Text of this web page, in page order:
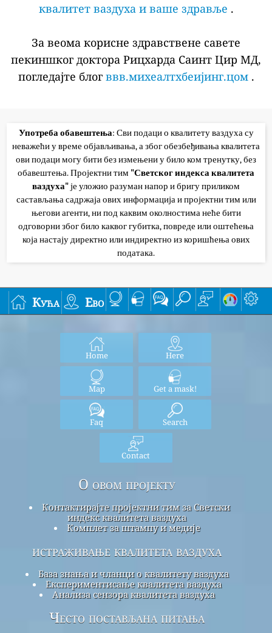
квалитет ваздуха и ваше здравље .
За веома корисне здравствене савете
пекиншког доктора Рицхарда Саинт Цир МД,
погледајте блог ввв.михеалтхбеијинг.цом.
Употреба обавештења: Сви подаци о квалитету ваздуха су
неважећи у време објављивања, а због обезбеђивања квалитета
ови подаци могу бити без измењени у било ком тренутку, без
обавештења. Пројектни тим "Светског индекса квалитета
ваздуха"је уложио разуман напор и бригу приликом
састављања садржаја ових информација и пројектни тим или
његови агенти, ни под каквим околностима неће бити
одговорни због било каквог губитка, повреде или оштећења
која настају директно или индиректно из коришћења ових
података.
Кућа Ево
Home Here
Map Get a mask!
Faq Search
Contact
О овом пројекту
Контактирајте пројектни тим за Светски
индекс квалитета ваздуха
Комплет за штампу и медије
истраживање квалитета ваздуха
База знања и чланци о квалитету ваздуха
Експериментисање квалитета ваздуха
Анализа сензора квалитета ваздуха
Често постављана питања